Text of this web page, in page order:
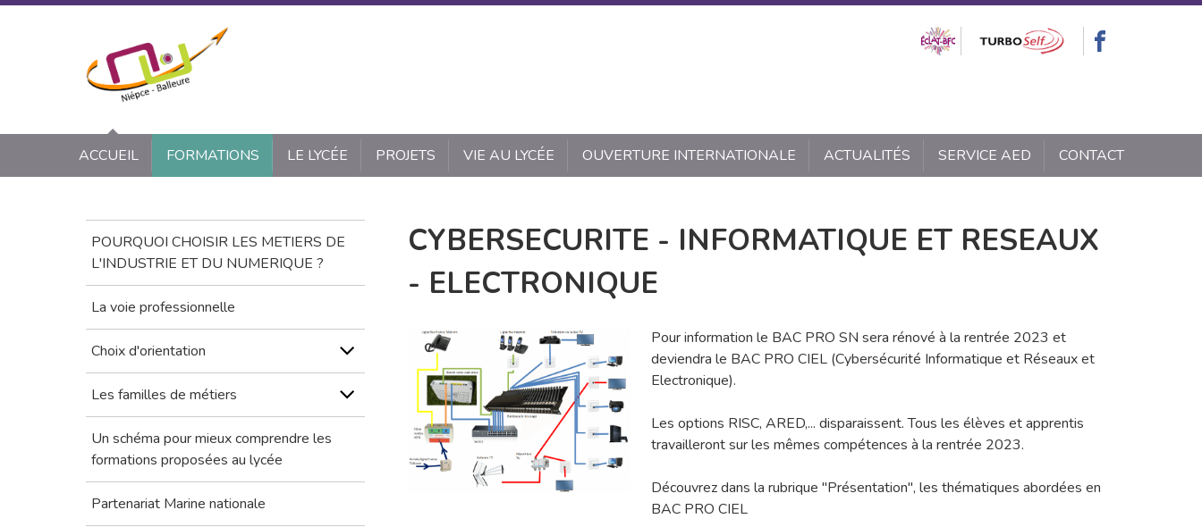
ACCUEIL FORMATIONS LE LYCÉE PROJETS VIE AU LYCÉE OUVERTURE INTERNATIONALE ACTUALITÉS SERVICE AED CONTACT
CYBERSECURITE - INFORMATIQUE ET RESEAUX
- ELECTRONIQUE
Pour information le BAC PRO SN sera rénové à la rentrée 2023 et
deviendra le BAC PRO CIEL (Cybersécurité Informatique et Réseaux et
Electronique).
Les options RISC, ARED,... disparaissent. Tous les élèves et apprentis
travailleront sur les mêmes compétences à la rentrée 2023.
Découvrez dans la rubrique "Présentation", les thématiques abordées en
BAC PRO CIEL
POURQUOI CHOISIR LES METIERS DE
L'INDUSTRIE ET DU NUMERIQUE ?
La voie professionnelle
Choix d'orientation
Les familles de métiers
Un schéma pour mieux comprendre les
formations proposées au lycée
Partenariat Marine nationale
Panneau de gestion des cookies